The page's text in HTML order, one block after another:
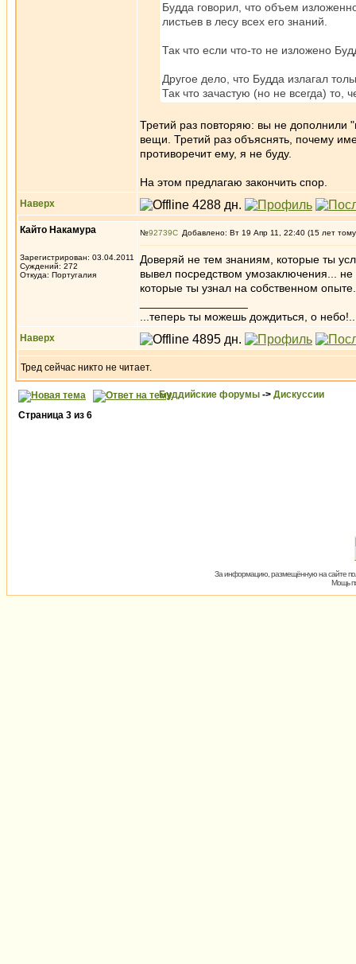
Будда говорил, что объем
листьев в лесу всех его знаний.
Так что если что-то не изложено
Другое дело, что Будда излагал
Так что зачастую (но не всегда) то,
Третий раз повторяю: вы не дополнили
вещи. Третий раз объяснять, почему
противоречит ему, я не буду.
На этом предлагаю закончить спор.
Наверх
Кайто Накамура
Зарегистрирован: 03.04.2011
Суждений: 272
Откуда: Португалия
№92739 Добавлено: Вт 19 Апр 11, 22:40 (15 лет
Доверяй не тем знаниям, которые ты
вывел посредством умозаключения... не
которые ты узнал на собственном опыте.
...теперь ты можешь дождиться, о
Наверх
Тред сейчас никто не читает.
Буддийские форумы -> Дискуссии
Страница 3 из 6
За информацию, размещённую на сайте
Мощь